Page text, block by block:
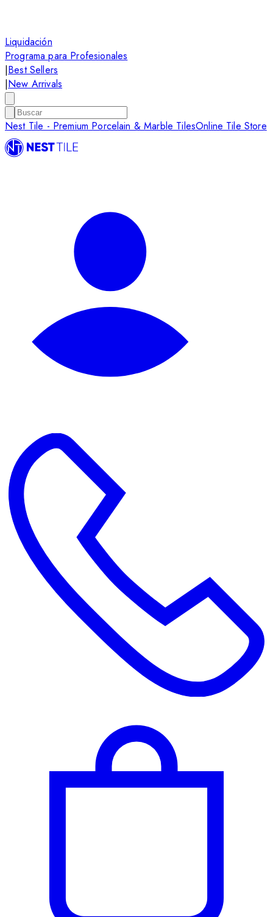
Liquidación
Programa para Profesionales
|Best Sellers
|New Arrivals
Nest Tile - Premium Porcelain & Marble TilesOnline Tile Store